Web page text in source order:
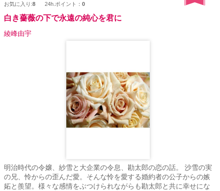
お気に入り:8 24h.ポイント： 0
白き薔薇の下で永遠の純心を君に
綾峰由宇
明治時代の令嬢、紗雪と大企業の令息、勘太郎の恋の話。 沙雪の実
の兄、怜からの歪んだ愛。そんな怜を愛する婚約者の公子からの嫉
妬と羨望。様々な感情をぶつけられながらも勘太郎と共に幸せにな